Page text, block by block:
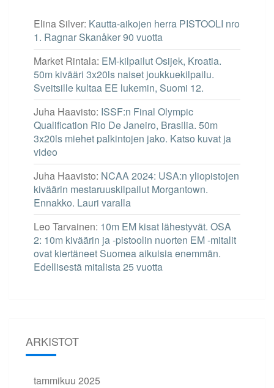
Elina Silver: Kautta-aikojen herra PISTOOLI nro
1. Ragnar Skanåker 90 vuotta
Market Rintala: EM-kilpailut Osijek, Kroatia.
50m kivääri 3x20ls naiset joukkuekilpailu.
Sveitsille kultaa EE lukemin, Suomi 12.
Juha Haavisto: ISSF:n Final Olympic
Qualification Rio De Janeiro, Brasilia. 50m
3x20ls miehet palkintojen jako. Katso kuvat ja
video
Juha Haavisto: NCAA 2024: USA:n yliopistojen
kiväärin mestaruuskilpailut Morgantown.
Ennakko. Lauri varalla
Leo Tarvainen: 10m EM kisat lähestyvät. OSA
2: 10m kiväärin ja -pistoolin nuorten EM -mitalit
ovat kiertäneet Suomea aikuisia enemmän.
Edellisestä mitalista 25 vuotta
ARKISTOT
tammikuu 2025